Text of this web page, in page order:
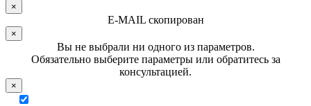
×
E-MAIL скопирован
×
Вы не выбрали ни одного из параметров.
Обязательно выберите параметры или обратитесь за
консультацией.
×